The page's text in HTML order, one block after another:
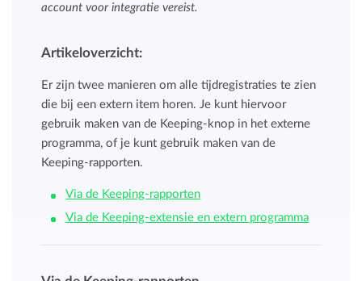
account voor integratie vereist.
Artikeloverzicht:
Er zijn twee manieren om alle tijdregistraties te zien
die bij een extern item horen. Je kunt hiervoor
gebruik maken van de Keeping-knop in het externe
programma, of je kunt gebruik maken van de
Keeping-rapporten.
Via de Keeping-rapporten
Via de Keeping-extensie en extern programma